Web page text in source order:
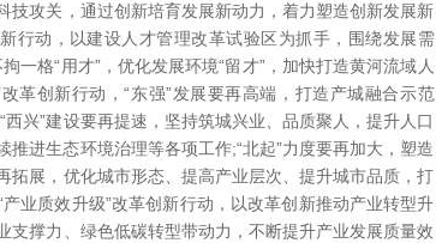
技攻关，通过创新培育发展新动力，着力塑造创新发展新
行动，以建设人才管理改革试验区为抓手，围绕发展需
一格“用才”，优化发展环境“留才”，加快打造黄河流域人
革创新行动，“东强”发展要再高端，打造产城融合示范
兴”建设要再提速，坚持筑城兴业、品质聚人，提升人口
推进生态环境治理等各项工作;“北起”力度要再加大，塑造
拓展，优化城市形态、提高产业层次、提升城市品质，打
业质效升级”改革创新行动，以改革创新推动产业转型升
支撑力、绿色低碳转型带动力，不断提升产业发展质量效